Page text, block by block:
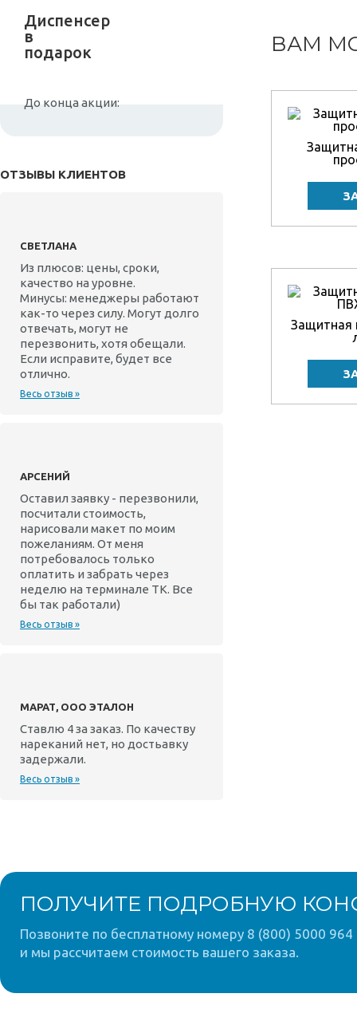
Диспенсер
в
подарок
До конца акции:
ОТЗЫВЫ КЛИЕНТОВ
СВЕТЛАНА
Из плюсов: цены, сроки,
качество на уровне.
Минусы: менеджеры работают
как-то через силу. Могут долго
отвечать, могут не
перезвонить, хотя обещали.
Если исправите, будет все
отлично.
Весь отзыв »
АРСЕНИЙ
Оставил заявку - перезвонили,
посчитали стоимость,
нарисовали макет по моим
пожеланиям. От меня
потребовалось только
оплатить и забрать через
неделю на терминале ТК. Все
бы так работали)
Весь отзыв »
МАРАТ, ООО ЭТАЛОН
Ставлю 4 за заказ. По качеству
нареканий нет, но достьавку
задержали.
Весь отзыв »
ВАМ
Защитная
ПОЛУЧИТЕ ПОДРОБНУЮ
Позвоните по бесплатному номеру 8 (800) 5000 964
и мы рассчитаем стоимость вашего заказа.